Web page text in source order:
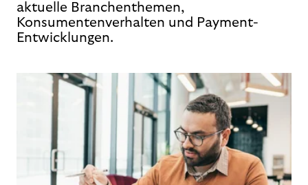
aktuelle Branchenthemen,
Konsumentenverhalten und Payment-
Entwicklungen.